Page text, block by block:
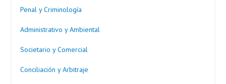
Penal y Criminología
Administrativo y Ambiental
Societario y Comercial
Conciliación y Arbitraje